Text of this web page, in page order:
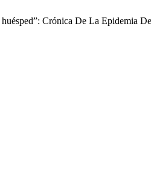
Crónica De La Epidemia